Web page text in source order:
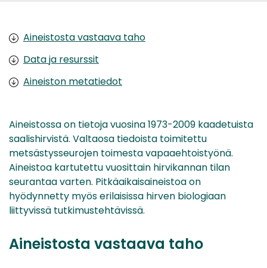
Aineistosta vastaava taho
Data ja resurssit
Aineiston metatiedot
Aineistossa on tietoja vuosina 1973-2009 kaadetuista
saalishirvistä. Valtaosa tiedoista toimitettu
metsästysseurojen toimesta vapaaehtoistyönä.
Aineistoa kartutettu vuosittain hirvikannan tilan
seurantaa varten. Pitkäaikaisaineistoa on
hyödynnetty myös erilaisissa hirven biologiaan
liittyvissä tutkimustehtävissä.
Aineistosta vastaava taho